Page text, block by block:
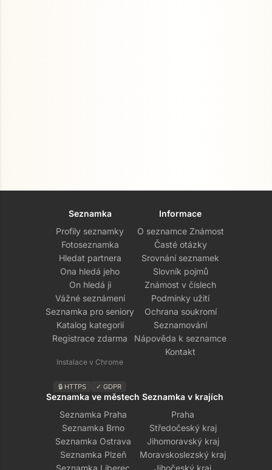
Seznamka
Profily seznamky
Fotoseznamka
Hledat partnera
Ona hledá jeho
On hledá ji
Vážné seznámení
Seznamka pro seniory
Katalog kategorií
Registrace zdarma
Instalace v Chrome
🔒 HTTPS ✓ GDPR
Informace
O seznamce Známost
Časté otázky
Srovnání seznamek
Slovník pojmů
Známost v číslech
Podmínky užití
Ochrana soukromí
Seznamování
Nápověda k seznamce
Kontakt
Seznamka ve městech
Seznamka Praha
Seznamka Brno
Seznamka Ostrava
Seznamka Plzeň
Seznamka Liberec
Seznamka v krajích
Praha
Středočeský kraj
Jihomoravský kraj
Moravskoslezský kraj
Jihočeský kraj